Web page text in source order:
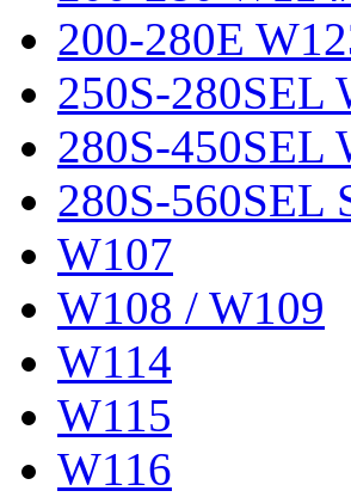
200-280E
250S-280SEL
280S-450SEL
280S-560SEL
W107
W108 / W109
W114
W115
W116